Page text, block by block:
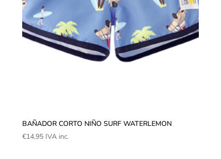
BAÑADOR CORTO NIÑO SURF WATERLEMON
€14,95 IVA inc.